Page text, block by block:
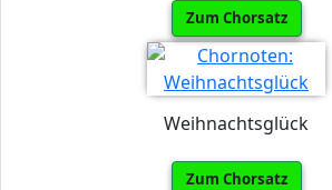
Zum Chorsatz
Weihnachtsglück
Zum Chorsatz